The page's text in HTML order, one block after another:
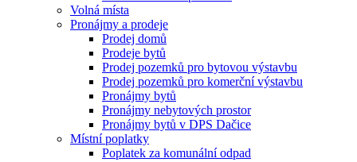
Volná místa
Pronájmy a prodeje
Prodej domů
Prodeje bytů
Prodej pozemků pro bytovou výstavbu
Prodej pozemků pro komerční výstavbu
Pronájmy bytů
Pronájmy nebytových prostor
Pronájmy bytů v DPS Dačice
Místní poplatky
Poplatek za komunální odpad